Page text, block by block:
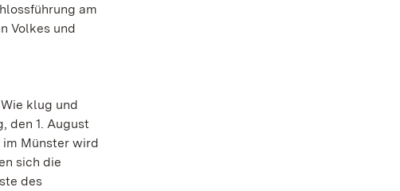
am
Volkes und
klug und
den 1. August
im Münster wird
sich die
des